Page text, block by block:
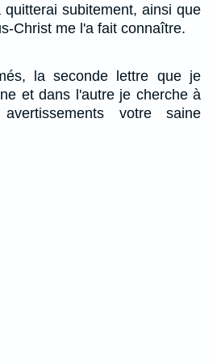
subitement, ainsi que
Christ me l'a fait connaître.
la seconde lettre que je
et dans l'autre je cherche à
votre saine